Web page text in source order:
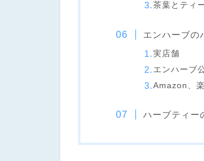
茶葉とティ
エンハーブの
実店舗
エンハーブ
Amazon、
ハーブティー